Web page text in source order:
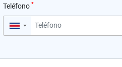
Teléfono *
▼